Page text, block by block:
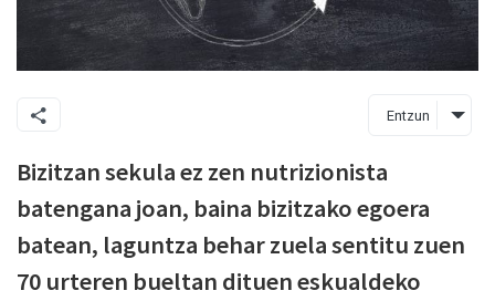
Entzun
Bizitzan sekula ez zen nutrizionista
batengana joan, baina bizitzako egoera
batean, laguntza behar zuela sentitu zuen
70 urteren bueltan dituen eskualdeko